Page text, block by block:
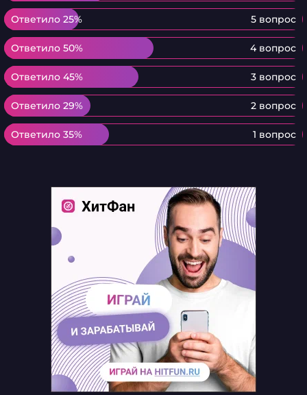
Ответило 25% 5 вопрос
Ответило 25%
Ответило 50% 4 вопрос
Ответило 50%
Ответило 45% 3 вопрос
Ответило 45%
Ответило 29% 2 вопрос
Ответило 29%
Ответило 35% 1 вопрос
Ответило 35%